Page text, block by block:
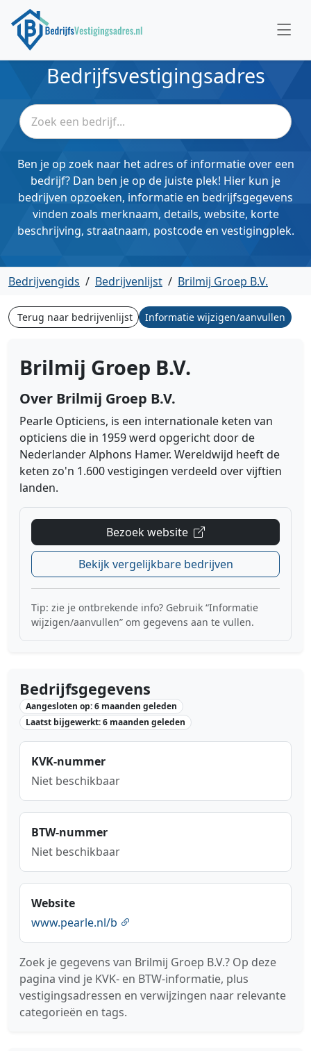
Bedrijfsvestigingsadres
Ben je op zoek naar het adres of informatie over een
bedrijf? Dan ben je op de juiste plek! Hier kun je
bedrijven opzoeken, informatie en bedrijfsgegevens
vinden zoals merknaam, details, website, korte
beschrijving, straatnaam, postcode en vestigingplek.
Bedrijvengids / Bedrijvenlijst / Brilmij Groep B.V.
Terug naar bedrijvenlijst Informatie wijzigen/aanvullen
Brilmij Groep B.V.
Over Brilmij Groep B.V.
Pearle Opticiens, is een internationale keten van
opticiens die in 1959 werd opgericht door de
Nederlander Alphons Hamer. Wereldwijd heeft de
keten zo'n 1.600 vestigingen verdeeld over vijftien
landen.
Bezoek website
Bekijk vergelijkbare bedrijven
Tip: zie je ontbrekende info? Gebruik “Informatie
wijzigen/aanvullen” om gegevens aan te vullen.
Bedrijfsgegevens
Aangesloten op: 6 maanden geleden
Laatst bijgewerkt: 6 maanden geleden
KVK-nummer
Niet beschikbaar
BTW-nummer
Niet beschikbaar
Website
www.pearle.nl/b
Zoek je gegevens van Brilmij Groep B.V.? Op deze
pagina vind je KVK- en BTW-informatie, plus
vestigingsadressen en verwijzingen naar relevante
categorieën en tags.